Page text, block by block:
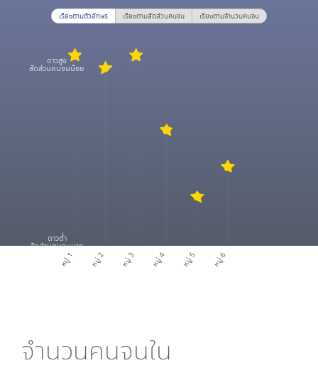
เรียงตามตัวอักษร เรียงตามสัดส่วนคนจน เรียงตามจำนวนคนจน
หมู่ 1 หมู่ 2 หมู่ 3 หมู่ 4 หมู่ 5 หมู่ 6
ดาวสูง
สัดส่วนคนจนน้อย
ดาวต่ำ
สัดส่วนคนจนมาก
จำนวนคนจนใน